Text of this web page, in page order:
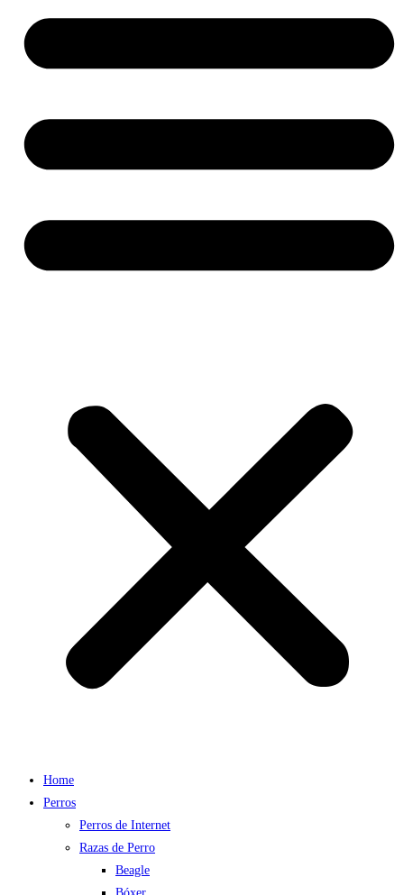
Home
Perros
Perros de Internet
Razas de Perro
Beagle